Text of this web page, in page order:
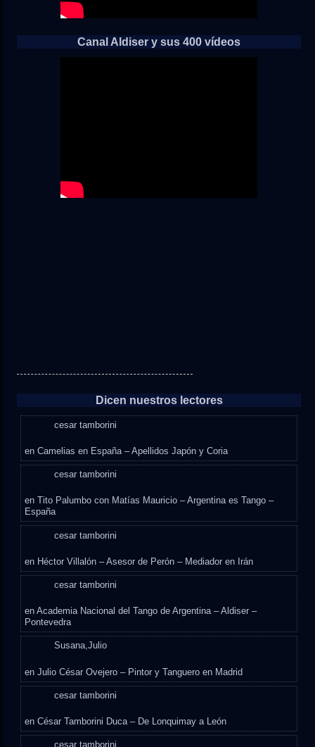
Canal Aldiser y sus 400 vídeos
Dicen nuestros lectores
cesar tamborini
enCamelias en España – Apellidos Japón y Coria
cesar tamborini
enTito Palumbo con Matías Mauricio – Argentina es Tango –
España
cesar tamborini
en Héctor Villalón – Asesor de Perón – Mediador en Irán
cesar tamborini
enAcademia Nacional del Tango de Argentina – Aldiser –
Pontevedra
Susana,Julio
enJulio César Ovejero – Pintor y Tanguero en Madrid
cesar tamborini
enCésar Tamborini Duca – De Lonquimay a León
cesar tamborini